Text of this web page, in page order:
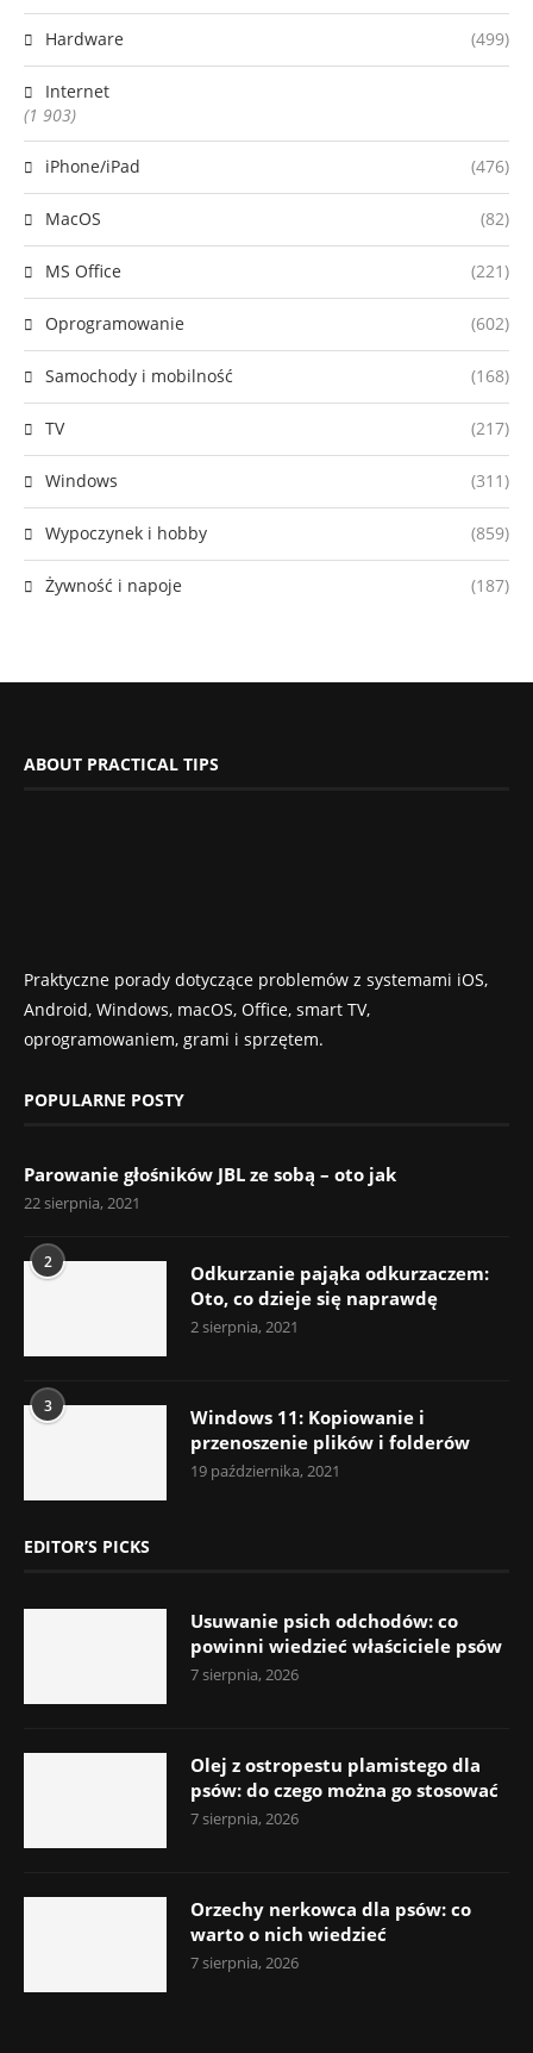
Hardware (499)
Internet
(1 903)
iPhone/iPad (476)
MacOS (82)
MS Office (221)
Oprogramowanie (602)
Samochody i mobilność (168)
TV (217)
Windows (311)
Wypoczynek i hobby (859)
Żywność i napoje (187)
ABOUT PRACTICAL TIPS
Praktyczne porady dotyczące problemów z systemami iOS,
Android, Windows, macOS, Office, smart TV,
oprogramowaniem, grami i sprzętem.
POPULARNE POSTY
Parowanie głośników JBL ze sobą – oto jak
22 sierpnia, 2021
2
Odkurzanie pająka odkurzaczem:
Oto, co dzieje się naprawdę
2 sierpnia, 2021
3
Windows 11: Kopiowanie i
przenoszenie plików i folderów
19 października, 2021
EDITOR’S PICKS
Usuwanie psich odchodów: co
powinni wiedzieć właściciele psów
7 sierpnia, 2026
Olej z ostropestu plamistego dla
psów: do czego można go stosować
7 sierpnia, 2026
Orzechy nerkowca dla psów: co
warto o nich wiedzieć
7 sierpnia, 2026